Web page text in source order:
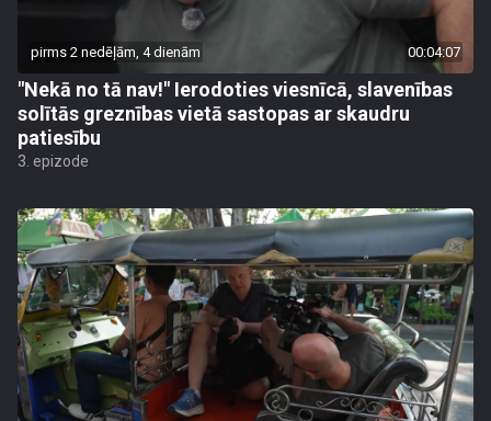
pirms 2 nedēļām, 4 dienām 00:04:07
"Nekā no tā nav!" Ierodoties viesnīcā, slavenības
solītās greznības vietā sastopas ar skaudru
patiesību
3. epizode